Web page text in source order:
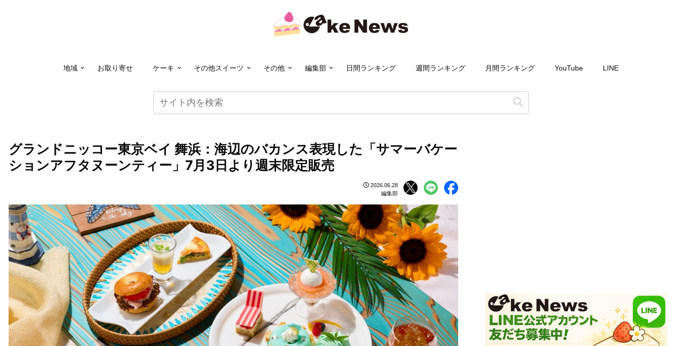
地域 お取り寄せ ケーキ その他スイーツ その他 編集部 日間ランキング 週間ランキング 月間ランキング YouTube LINE
グランドニッコー東京ベイ 舞浜：海辺のバカンス表現した「サマーバケー
ションアフタヌーンティー」7月3日より週末限定販売
2026.06.28
編集部